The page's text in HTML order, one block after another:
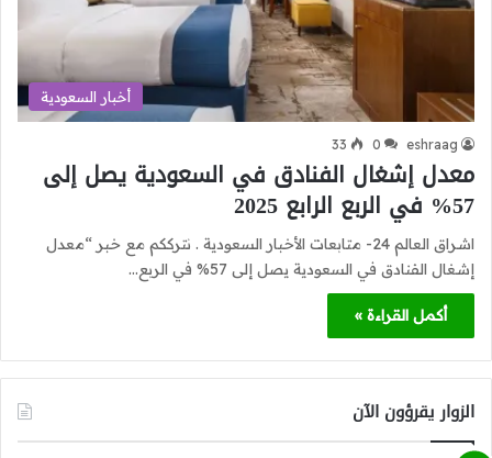
أخبار السعودية
eshraag
0
33
معدل إشغال الفنادق في السعودية يصل إلى
57% في الربع الرابع 2025
اشراق العالم 24- متابعات الأخبار السعودية . نترككم مع خبر “معدل
إشغال الفنادق في السعودية يصل إلى 57% في الربع…
أكمل القراءة »
الزوار يقرؤون الآن